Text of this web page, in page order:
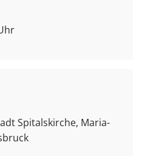
Spitalskirche, Maria-